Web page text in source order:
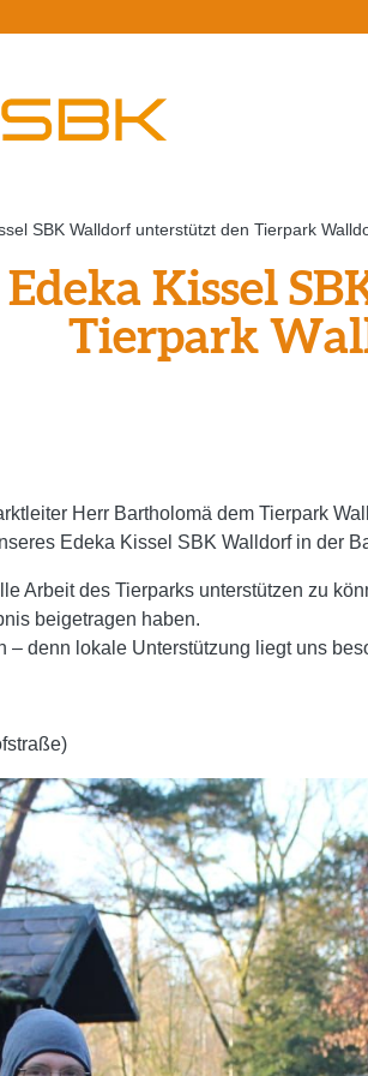
SBK Walldorf unterstützt den Tierpark
Edeka Kissel
Tierpark
Herr Bartholomä dem Tierpark
Edeka Kissel SBK Walldorf in der
Arbeit des Tierparks unterstützen zu
beigetragen haben.
denn lokale Unterstützung liegt uns